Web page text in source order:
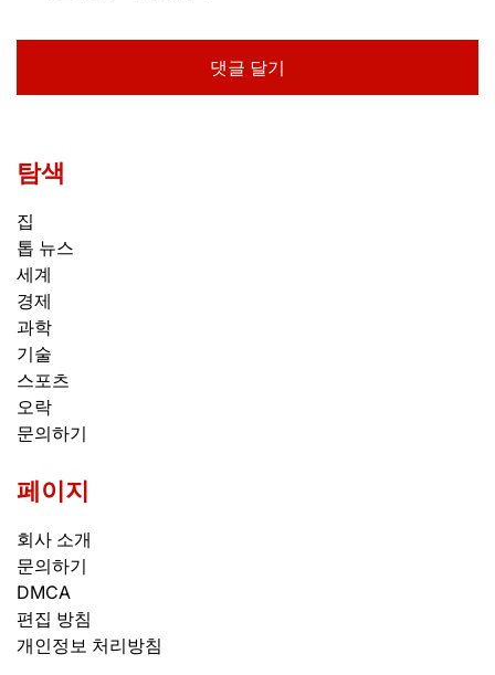
탐색
집
톱 뉴스
세계
경제
과학
기술
스포츠
오락
문의하기
페이지
회사 소개
문의하기
DMCA
편집 방침
개인정보 처리방침